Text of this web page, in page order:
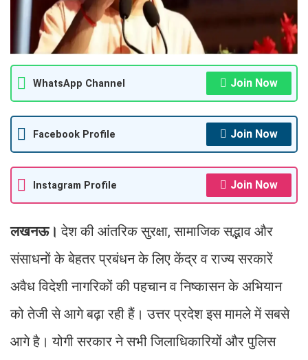
WhatsApp Channel Join Now
Facebook Profile Join Now
Instagram Profile Join Now
लखनऊ।देश की आंतरिक सुरक्षा, सामाजिक सद्भाव और
संसाधनों के बेहतर प्रबंधन के लिए केंद्र व राज्य सरकारें
अवैध विदेशी नागरिकों की पहचान व निष्कासन के अभियान
को तेजी से आगे बढ़ा रही हैं। उत्तर प्रदेश इस मामले में सबसे
आगे है। योगी सरकार ने सभी जिलाधिकारियों और पुलिस